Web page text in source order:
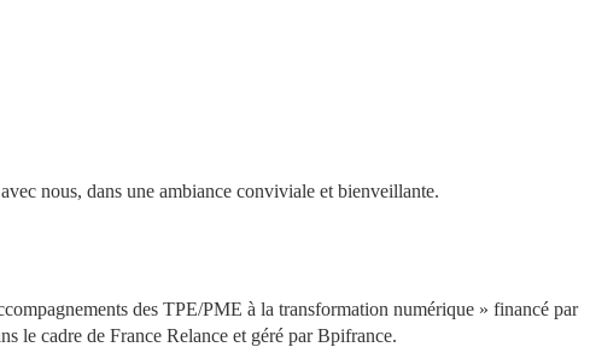
nous, dans une ambiance conviviale et bienveillante.
des TPE/PME à la transformation numérique » financé par
le cadre de France Relance et géré par Bpifrance.